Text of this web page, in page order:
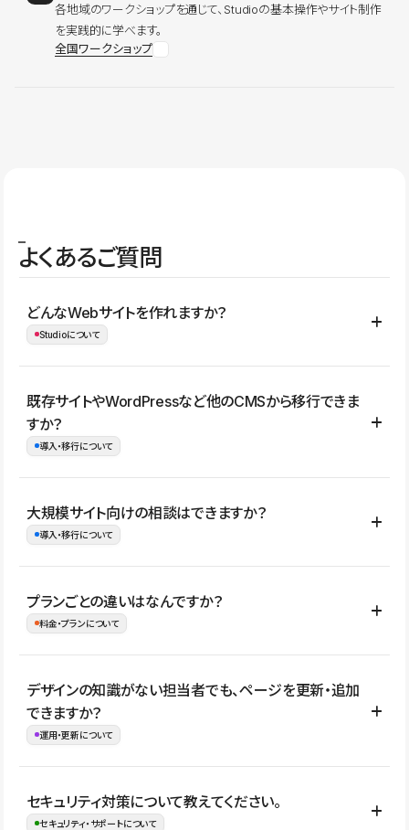
各地域のワークショップを通じて、Studioの基本操作やサイト制作
を実践的に学べます。
全国ワークショップ
よくあるご質問
どんなWebサイトを作れますか？
Studioについて
コーポレートサイト、サービスサイト、LP、採用サイト、ブロ
グ・メディア、イベントサイト、店舗・商品紹介サイト、ポートフ
ォリオなど幅広く制作できます。
既存サイトやWordPressなど他のCMSから移行できま
すか？
導入・移行について
はい。既存サイトの構成やコンテンツ、URLを整理したうえで、
Studio上に再構築する形で移行できます。 WordPressの場合は、
イト全体のデザインや設定がそのまま移行されるわけではないた
め、移行後にページ構成やデザイン、CMS設計、URL・リダイレク
大規模サイト向けの相談はできますか？
導入・移行について
はい。アクセス規模が大きいサイトや、複数部門での運用、権限管
理、セキュリティ確認、既存システムとの連携など、個別の要件が
ない段階でも、お問い合わせください。
お問合せはこちら
プランごとの違いはなんですか？
料金・プランについて
公開ページ数、バージョン履歴の期間、CMS利用数の上限、権限
管理の有無などがプランごとに異なります。詳しくは料金プランペ
ージをご覧ください。
デザインの知識がない担当者でも、ページを更新・追加
できますか？
運用・更新について
はい。CMSやコンポーネントを活用して更新範囲を設計しておく
ことで、デザインを崩しにくい状態で運用できます。 さらにコン
セキュリティ対策について教えてください。
セキュリティ・サポートについて